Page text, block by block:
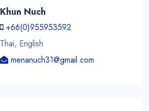
Khun Nuch
+66(0)955953592
Thai, English
menanuch31@gmail.com